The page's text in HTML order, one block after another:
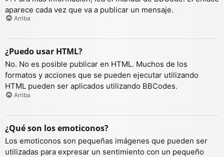
aparece cada vez que va a publicar un mensaje.
Arriba
¿Puedo usar HTML?
No. No es posible publicar en HTML. Muchos de los
formatos y acciones que se pueden ejecutar utilizando
HTML pueden ser aplicados utilizando BBCodes.
Arriba
¿Qué son los emoticonos?
Los emoticonos son pequeñas imágenes que pueden ser
utilizadas para expresar un sentimiento con un pequeño